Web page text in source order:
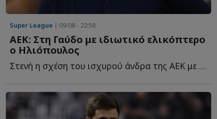
Super League | 09/08 - 22:58
ΑΕΚ: Στη Γαύδο με ιδιωτικό ελικόπτερο
ο Ηλιόπουλος
Στενή η σχέση του ισχυρού άνδρα της ΑΕΚ με το ακριτικό ν...